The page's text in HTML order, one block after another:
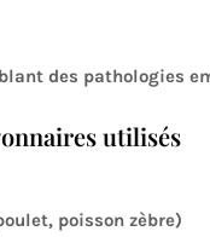
des pathologies
utilisés
poisson zèbre)